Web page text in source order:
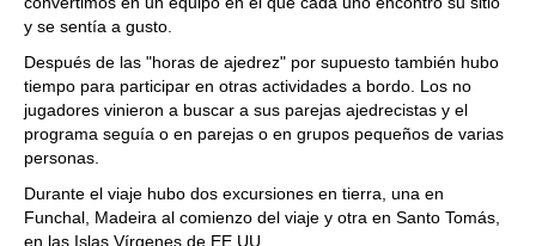
y se sentía a gusto.
Después de las "horas de ajedrez" por supuesto también hubo
tiempo para participar en otras actividades a bordo. Los no
jugadores vinieron a buscar a sus parejas ajedrecistas y el
programa seguía o en parejas o en grupos pequeños de varias
personas.
Durante el viaje hubo dos excursiones en tierra, una en
Funchal, Madeira al comienzo del viaje y otra en Santo Tomás,
en las Islas Vírgenes de EE.UU.